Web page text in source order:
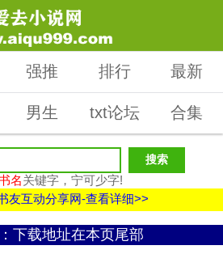
强推 排行 最新
男生 txt论坛 合集
名关键字，宁可少字!
友互动分享网-查看详细>>
下载地址在本页尾部